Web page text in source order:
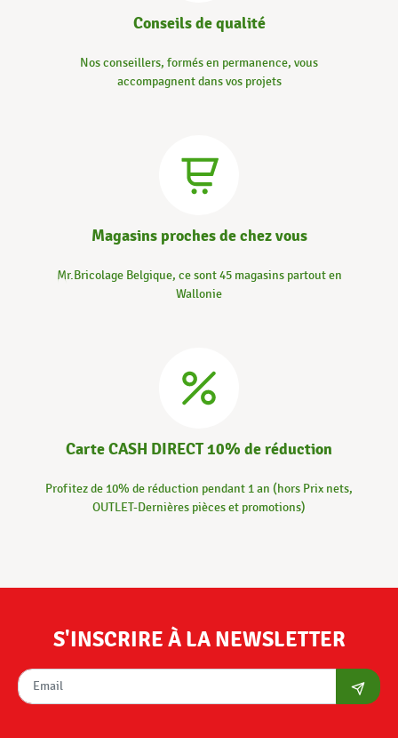
Conseils de qualité
Nos conseillers, formés en permanence, vous
accompagnent dans vos projets
Magasins proches de chez vous
Mr.Bricolage Belgique, ce sont 45 magasins partout en
Wallonie
Carte CASH DIRECT 10% de réduction
Profitez de 10% de réduction pendant 1 an (hors Prix nets,
OUTLET-Dernières pièces et promotions)
S'INSCRIRE À LA NEWSLETTER